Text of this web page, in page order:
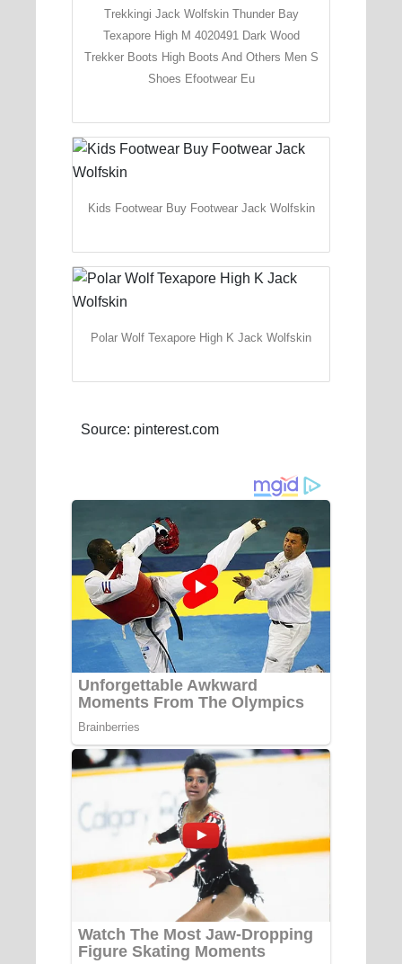
Trekkingi Jack Wolfskin Thunder Bay
Texapore High M 4020491 Dark Wood
Trekker Boots High Boots And Others Men S
Shoes Efootwear Eu
Kids Footwear Buy Footwear Jack Wolfskin
Polar Wolf Texapore High K Jack Wolfskin
Source: pinterest.com